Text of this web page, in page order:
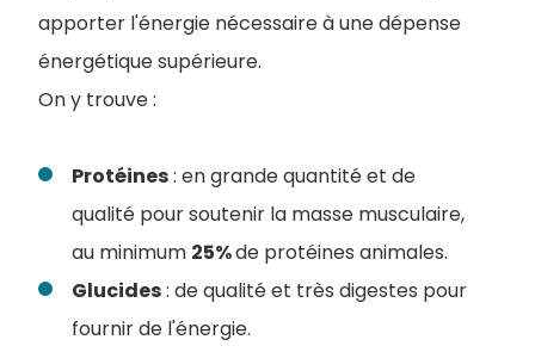
apporter l'énergie nécessaire à une dépense
énergétique supérieure.
On y trouve :
Protéines: en grande quantité et de
qualité pour soutenir la masse musculaire,
au minimum 25%de protéines animales.
Glucides: de qualité et très digestes pour
fournir de l'énergie.